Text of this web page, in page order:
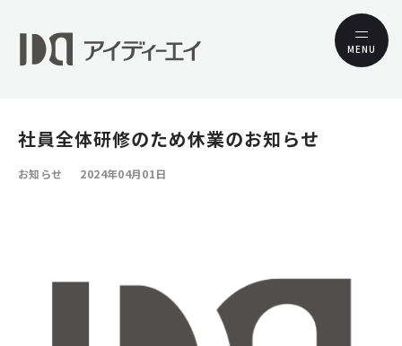
MENU
社員全体研修のため休業のお知らせ
お知らせ 2024年04月01日